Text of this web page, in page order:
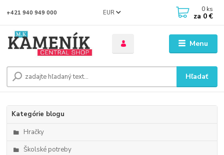
Menu
EUR
Hľadať
+421 940 949 000 0 ks
za 0 €
Kategórie blogu
Hračky
Školské potreby